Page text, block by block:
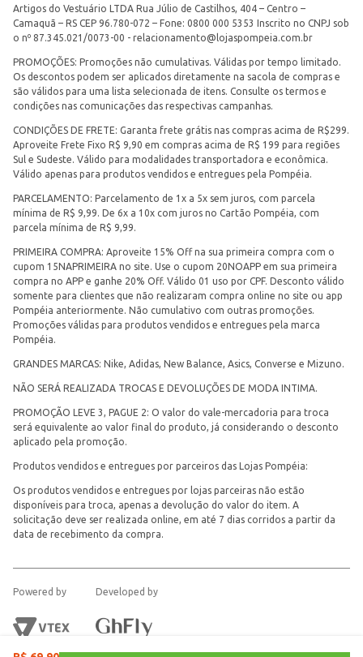
Artigos do Vestuário LTDA Rua Júlio de Castilhos, 404 – Centro –
Camaquã – RS CEP 96.780-072 – Fone: 0800 000 5353 Inscrito no CNPJ sob
o nº 87.345.021/0073-00 - relacionamento@lojaspompeia.com.br
PROMOÇÕES: Promoções não cumulativas. Válidas por tempo limitado.
Os descontos podem ser aplicados diretamente na sacola de compras e
são válidos para uma lista selecionada de itens. Consulte os termos e
condições nas comunicações das respectivas campanhas.
CONDIÇÕES DE FRETE: Garanta frete grátis nas compras acima de R$299.
Aproveite Frete Fixo R$ 9,90 em compras acima de R$ 199 para regiões
Sul e Sudeste. Válido para modalidades transportadora e econômica.
Válido apenas para produtos vendidos e entregues pela Pompéia.
PARCELAMENTO: Parcelamento de 1x a 5x sem juros, com parcela
mínima de R$ 9,99. De 6x a 10x com juros no Cartão Pompéia, com
parcela mínima de R$ 9,99.
PRIMEIRA COMPRA: Aproveite 15% Off na sua primeira compra com o
cupom 15NAPRIMEIRA no site. Use o cupom 20NOAPP em sua primeira
compra no APP e ganhe 20% Off. Válido 01 uso por CPF. Desconto válido
somente para clientes que não realizaram compra online no site ou app
Pompéia anteriormente. Não cumulativo com outras promoções.
Promoções válidas para produtos vendidos e entregues pela marca
Pompéia.
GRANDES MARCAS: Nike, Adidas, New Balance, Asics, Converse e Mizuno.
NÃO SERÁ REALIZADA TROCAS E DEVOLUÇÕES DE MODA INTIMA.
PROMOÇÃO LEVE 3, PAGUE 2: O valor do vale-mercadoria para troca
será equivalente ao valor final do produto, já considerando o desconto
aplicado pela promoção.
Produtos vendidos e entregues por parceiros das Lojas Pompéia:
Os produtos vendidos e entregues por lojas parceiras não estão
disponíveis para troca, apenas a devolução do valor do item. A
solicitação deve ser realizada online, em até 7 dias corridos a partir da
data de recebimento da compra.
Powered by Developed by